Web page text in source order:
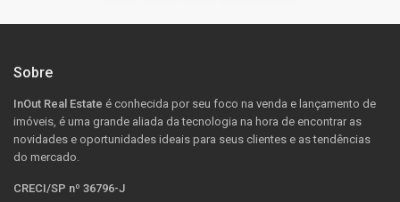
Sobre
InOut Real Estate é conhecida por seu foco na venda e lançamento de
imóveis, é uma grande aliada da tecnologia na hora de encontrar as
novidades e oportunidades ideais para seus clientes e as tendências
do mercado.
CRECI/SP nº 36796-J